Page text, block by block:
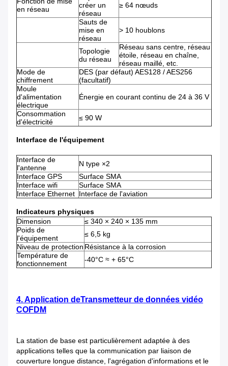
en réseau
créer un
réseau
≥ 64 nœuds
Sauts de
mise en
réseau
> 10 houblons
Topologie
du réseau
Réseau sans centre, réseau
étoile, réseau en chaîne,
réseau maillé, etc.
Mode de
chiffrement
DES (par défaut) AES128 / AES256
(facultatif)
Moule
d'alimentation
électrique
Énergie en courant continu de 24 à 36 V
Consommation
d'électricité
≤ 90 W
Interface de l'équipement
Interface de
l'antenne
N type ×2
Interface GPS
Surface SMA
Interface wifi
Surface SMA
Interface Ethernet Interface de l'aviation
Indicateurs physiques
Dimension
≤ 340 × 240 × 135 mm
Poids de
l'équipement
≤ 6,5 kg
Niveau de protection Résistance à la corrosion
Température de
fonctionnement
-40°C ≈ + 65°C
4. Application deTransmetteur de données vidéo
COFDM
La station de base est particulièrement adaptée à des
applications telles que la communication par liaison de
couverture longue distance, l'agrégation d'informations et le